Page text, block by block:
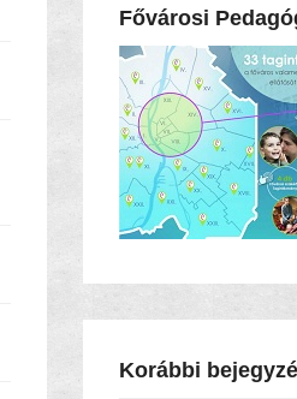
Fővárosi
Korábbi